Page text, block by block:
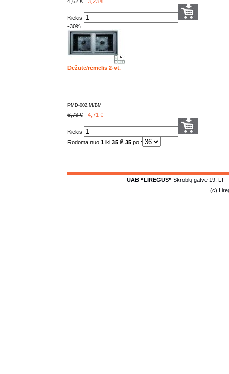
Kiekis
-30%
Dežutė/rėmelis 2-vt.
PMD-002.M/BM
6,73 € 4,71 €
Kiekis
Rodoma nuo 1iki 35iš 35po :
UAB “LIREGUS” Skroblų gatvė 19, LT
(c)